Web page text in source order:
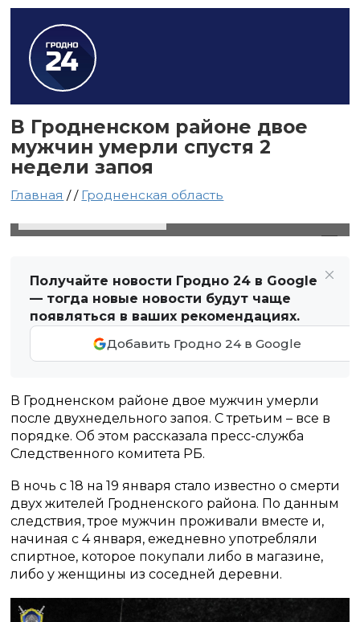
В Гродненском районе двое
мужчин умерли спустя 2
недели запоя
Главная // Гродненская область
Получайте новости Гродно 24 в Google
— тогда новые новости будут чаще
появляться в ваших рекомендациях.
Добавить Гродно 24 в Google
В Гродненском районе двое мужчин умерли
после двухнедельного запоя. С третьим – все в
порядке. Об этом рассказала пресс-служба
Следственного комитета РБ.
В ночь с 18 на 19 января стало известно о смерти
двух жителей Гродненского района. По данным
следствия, трое мужчин проживали вместе и,
начиная с 4 января, ежедневно употребляли
спиртное, которое покупали либо в магазине,
либо у женщины из соседней деревни.